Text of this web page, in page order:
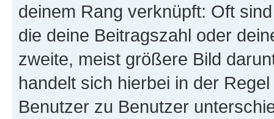
deinem Rang verknüpft: Oft
die deine Beitragszahl oder
zweite, meist größere Bild
handelt sich hierbei in der
Benutzer zu Benutzer